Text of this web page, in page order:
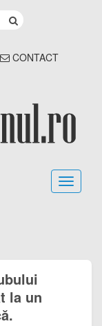
CONTACT
la un